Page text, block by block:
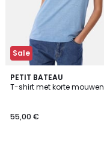
Sale
PETIT BATEAU
T-shirt met korte mouwen
55,00 €